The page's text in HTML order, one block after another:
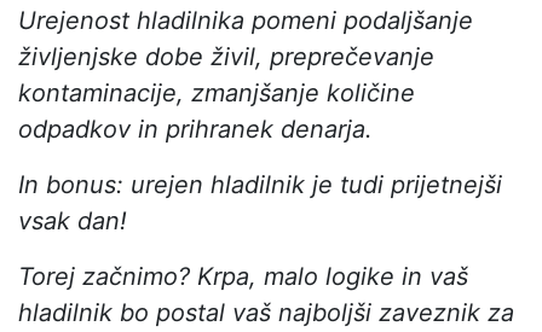
Urejenost hladilnika pomeni podaljšanje
življenjske dobe živil, preprečevanje
kontaminacije, zmanjšanje količine
odpadkov in prihranek denarja.
In bonus: urejen hladilnik je tudi prijetnejši
vsak dan!
Torej začnimo? Krpa, malo logike in vaš
hladilnik bo postal vaš najboljši zaveznik za